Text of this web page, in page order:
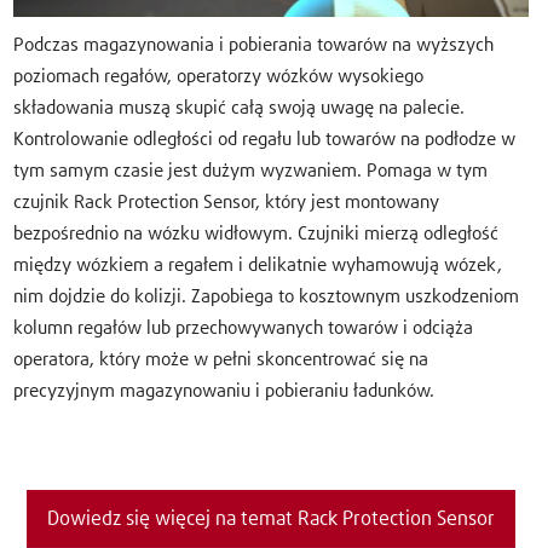
Podczas magazynowania i pobierania towarów na wyższych
poziomach regałów, operatorzy wózków wysokiego
składowania muszą skupić całą swoją uwagę na palecie.
Kontrolowanie odległości od regału lub towarów na podłodze w
tym samym czasie jest dużym wyzwaniem. Pomaga w tym
czujnik Rack Protection Sensor, który jest montowany
bezpośrednio na wózku widłowym. Czujniki mierzą odległość
między wózkiem a regałem i delikatnie wyhamowują wózek,
nim dojdzie do kolizji. Zapobiega to kosztownym uszkodzeniom
kolumn regałów lub przechowywanych towarów i odciąża
operatora, który może w pełni skoncentrować się na
precyzyjnym magazynowaniu i pobieraniu ładunków.
Dowiedz się więcej na temat Rack Protection Sensor